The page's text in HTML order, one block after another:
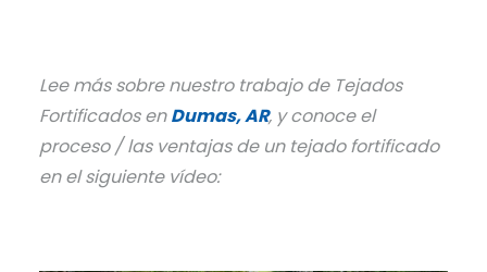
Lee más sobre nuestro trabajo de Tejados
Fortificados enDumas, AR, y conoce el
proceso / las ventajas de un tejado fortificado
en el siguiente vídeo: